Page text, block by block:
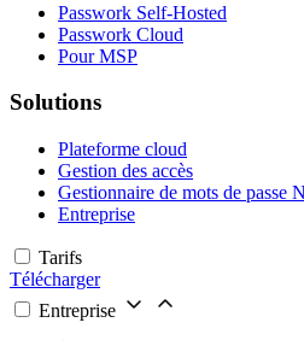
Passwork Self-Hosted
Passwork Cloud
Pour MSP
Solutions
Plateforme cloud
Gestion des accès
Gestionnaire de mots de passe
Entreprise
Tarifs
Télécharger
Entreprise